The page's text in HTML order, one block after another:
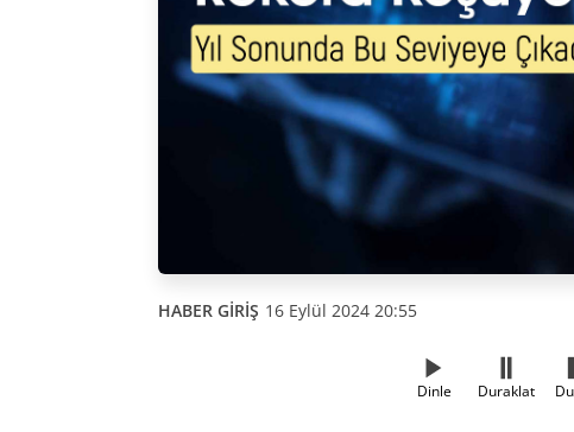
HABER GİRİŞ 16 Eylül 2024 20:55
Dinle Duraklat